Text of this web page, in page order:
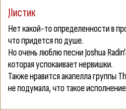
JIистик
Нет какой-то определенности в
что придется по душе.
Но очень люблю песниJoshua Radin
которая успокаивает нервишки.
Также нравится акапелла группы
не подумала, что такое